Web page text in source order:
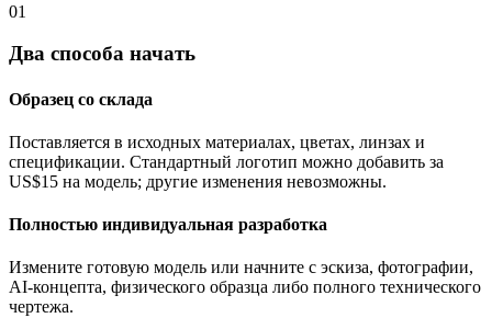
01
Два способа начать
Образец со склада
Поставляется в исходных материалах, цветах, линзах и
спецификации. Стандартный логотип можно добавить за
US$15 на модель; другие изменения невозможны.
Полностью индивидуальная разработка
Измените готовую модель или начните с эскиза, фотографии,
AI-концепта, физического образца либо полного технического
чертежа.